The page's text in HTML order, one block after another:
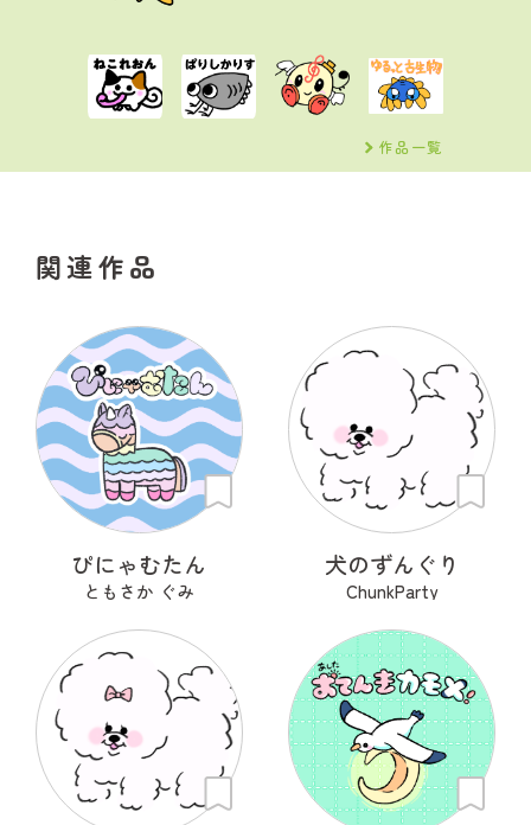
作品一覧
関連作品
ぴにゃむたん
ともさか ぐみ
犬のずんぐり
ChunkParty